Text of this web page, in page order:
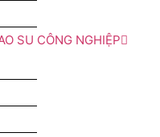
SU CÔNG NGHIỆP